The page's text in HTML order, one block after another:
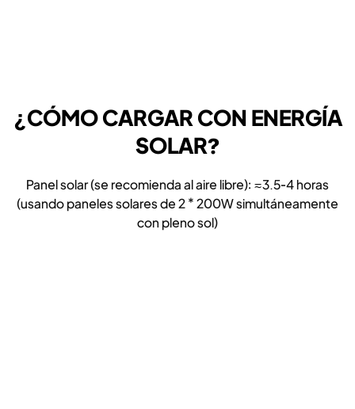
¿CÓMO CARGAR CON ENERGÍA
SOLAR?
Panel solar (se recomienda al aire libre): ≈3.5-4 horas
(usando paneles solares de 2 * 200W simultáneamente
con pleno sol)